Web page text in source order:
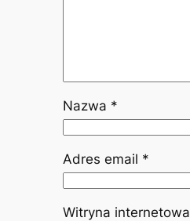
Nazwa *
Adres email *
Witryna internetowa